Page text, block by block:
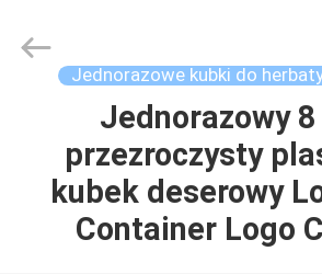
PRODUKTY
Products
Co.,Ltd..
Jednorazowe kubki do
Jednorazowy
przezroczysty
kubek deserowy
Container Logo